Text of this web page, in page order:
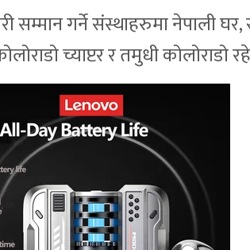
सम्मान गर्ने संस्थाहरुमा नेपाली
च्याप्टर र तमुधी कोलोराडो